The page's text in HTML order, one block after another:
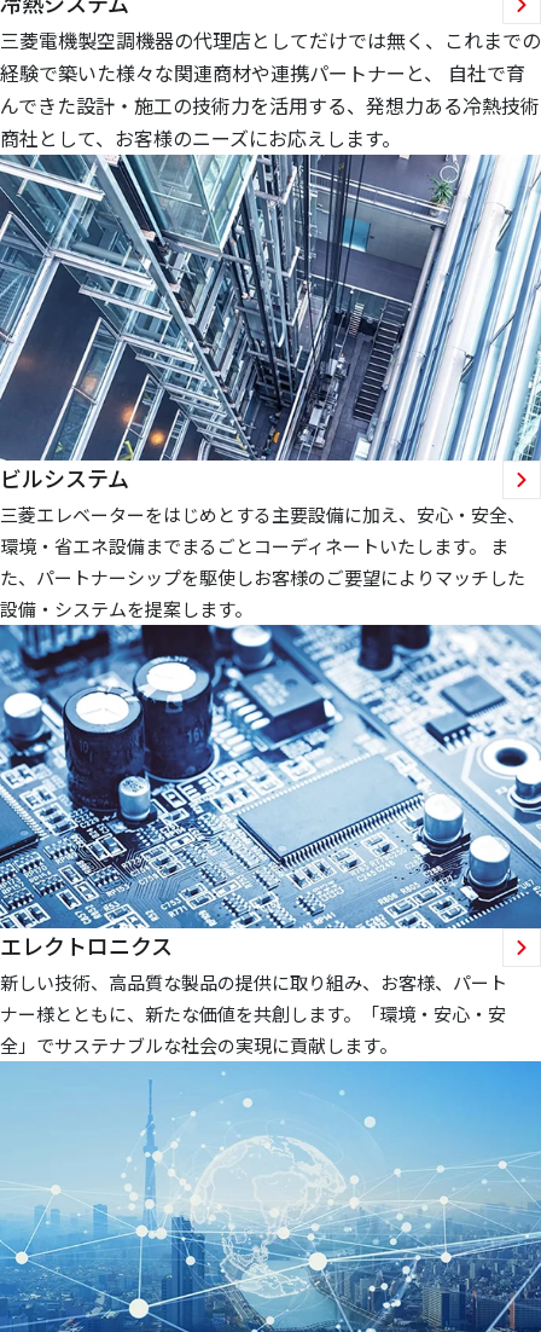
三菱電機製空調機器の代理店としてだけでは無く、これまでの
経験で築いた様々な関連商材や連携パートナーと、 自社で育
んできた設計・施工の技術力を活用する、発想力ある冷熱技術
商社として、お客様のニーズにお応えします。
ビルシステム
三菱エレベーターをはじめとする主要設備に加え、安心・安全、
環境・省エネ設備までまるごとコーディネートいたします。 ま
た、パートナーシップを駆使しお客様のご要望によりマッチした
設備・システムを提案します。
エレクトロニクス
新しい技術、高品質な製品の提供に取り組み、お客様、パート
ナー様とともに、新たな価値を共創します。「環境・安心・安
全」でサステナブルな社会の実現に貢献します。